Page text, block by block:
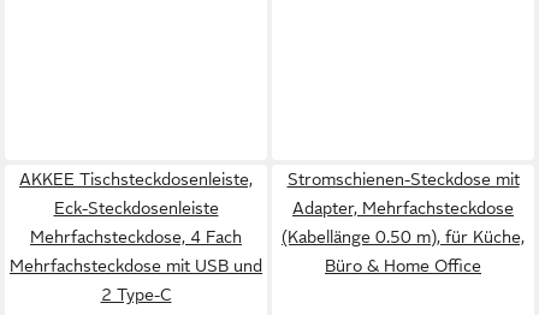
AKKEE Tischsteckdosenleiste,
Eck-Steckdosenleiste
Mehrfachsteckdose, 4 Fach
Mehrfachsteckdose mit USB und
2 Type-C
Stromschienen-Steckdose mit
Adapter, Mehrfachsteckdose
(Kabellänge 0.50 m), für Küche,
Büro & Home Office